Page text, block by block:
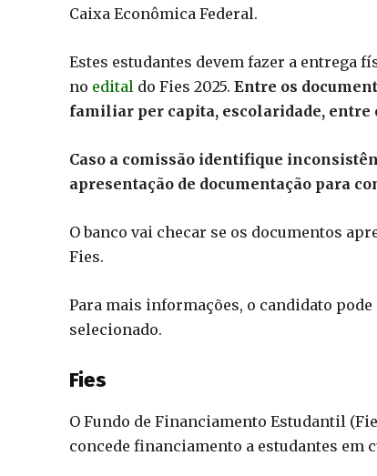
Caixa Econômica Federal.
Estes estudantes devem fazer a entrega
no edital do Fies 2025. Entre os
familiar per capita, escolaridade, entre
Caso a comissão identifique
apresentação de documentação para
O banco vai checar se os documentos
Fies.
Para mais informações, o candidato pode
selecionado.
Fies
O Fundo de Financiamento Estudantil
concede financiamento a estudantes em